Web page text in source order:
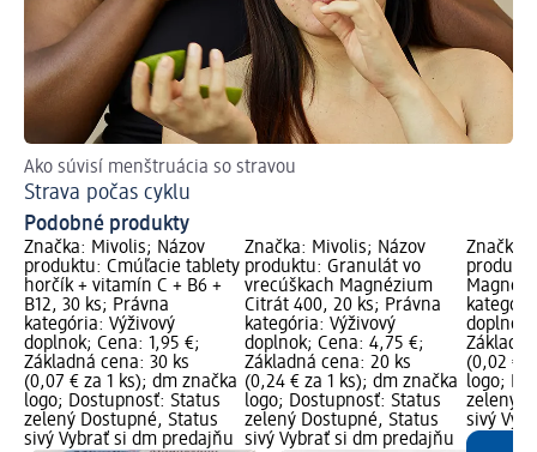
Ako súvisí menštruácia so stravou
Strava počas cyklu
Podobné produkty
Značka: Mivolis; Názov
produktu: Cmúľacie tablety
horčík + vitamín C + B6 +
B12, 30 ks; Právna
kategória: Výživový
doplnok; Cena: 1,95 €;
Základná cena: 30 ks
(0,07 € za 1 ks); dm značka
logo; Dostupnosť: Status
zelený Dostupné, Status
sivý Vybrať si dm predajňu
Značka: Mivolis; Názov
produktu: Granulát vo
vrecúškach Magnézium
Citrát 400, 20 ks; Právna
kategória: Výživový
doplnok; Cena: 4,75 €;
Základná cena: 20 ks
(0,24 € za 1 ks); dm značka
logo; Dostupnosť: Status
zelený Dostupné, Status
sivý Vybrať si dm predajňu
Značka:
(0,02 €
logo;
zelený
sivý